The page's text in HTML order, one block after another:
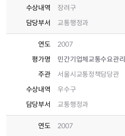
수상내역
장려구
담당부서
교통행정과
연도
2007
평가명
민간기업체교통수요관리
주관
서울시교통정책담당관
수상내역
우수구
담당부서
교통행정과
연도
2007